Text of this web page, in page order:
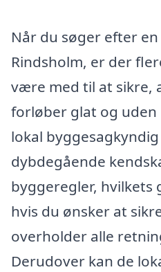
Når du søger efter
Rindsholm, er der
være med til at sikre,
forløber glat og uden
lokal
dybdegående
byggeregler, hvilkets
hvis du ønsker at
overholder alle
Derudover kan de